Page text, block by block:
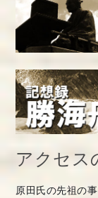
アクセス
原田氏の先祖の事